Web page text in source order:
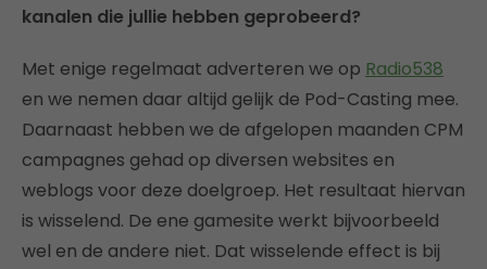
kanalen die jullie hebben geprobeerd?
Met enige regelmaat adverteren we op Radio538
en we nemen daar altijd gelijk de Pod-Casting mee.
Daarnaast hebben we de afgelopen maanden CPM
campagnes gehad op diversen websites en
weblogs voor deze doelgroep. Het resultaat hiervan
is wisselend. De ene gamesite werkt bijvoorbeeld
wel en de andere niet. Dat wisselende effect is bij